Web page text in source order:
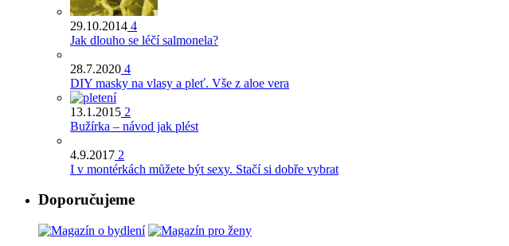
29.10.2014 4
Jak dlouho se léčí salmonela?
28.7.2020 4
DIY masky na vlasy a pleť. Vše z aloe vera
13.1.2015 2
Bužírka – návod jak plést
4.9.2017 2
I v montérkách můžete být sexy. Stačí si dobře vybrat
Doporučujeme